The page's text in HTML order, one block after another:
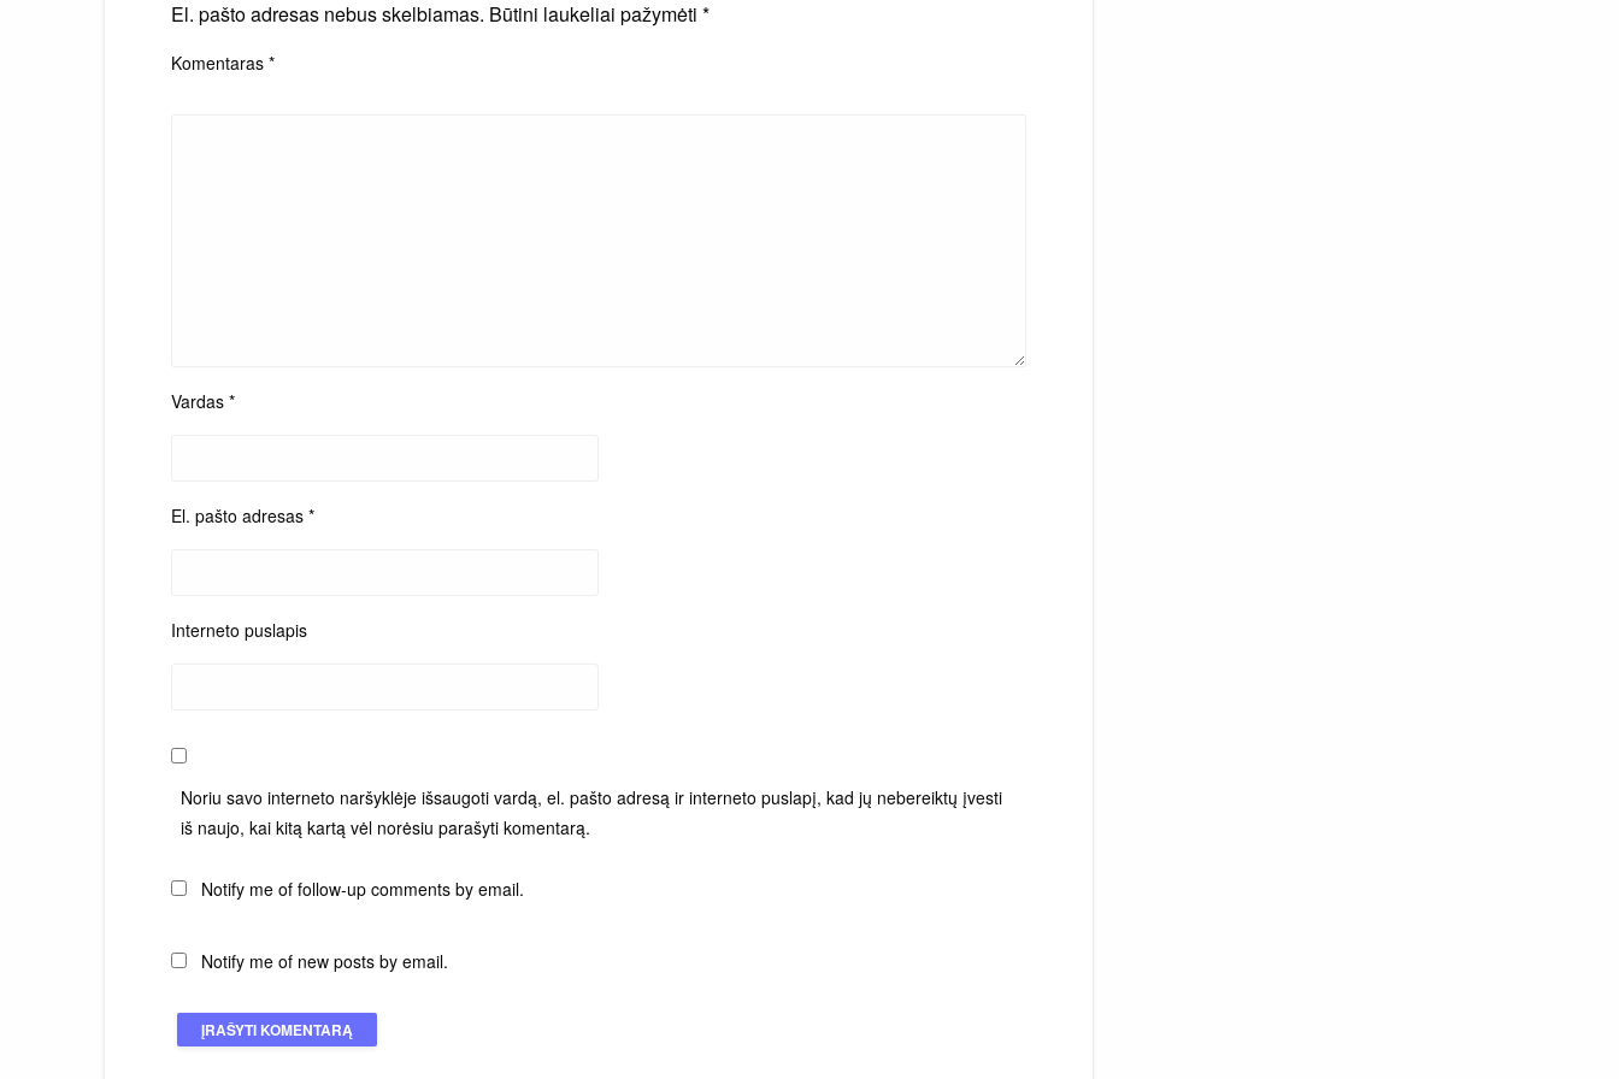
El. pašto adresas nebus skelbiamas. Būtini laukeliai pažymėti *
Komentaras *
Vardas *
El. pašto adresas *
Interneto puslapis
Noriu savo interneto naršyklėje išsaugoti vardą, el. pašto adresą ir interneto puslapį, kad jų nebereiktų įvesti
iš naujo, kai kitą kartą vėl norėsiu parašyti komentarą.
Notify me of follow-up comments by email.
Notify me of new posts by email.